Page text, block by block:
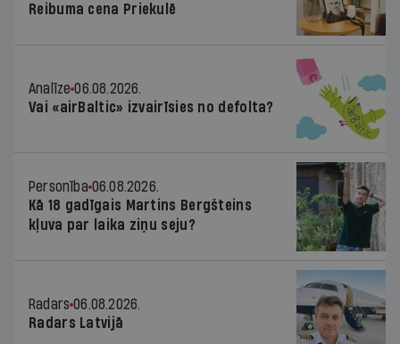
Reibuma cena Priekulē
Analīze 06.08.2026.
Vai «airBaltic» izvairīsies no defolta?
Personība 06.08.2026.
Kā 18 gadīgais Martins Bergšteins
kļuva par laika ziņu seju?
Radars 06.08.2026.
Radars Latvijā